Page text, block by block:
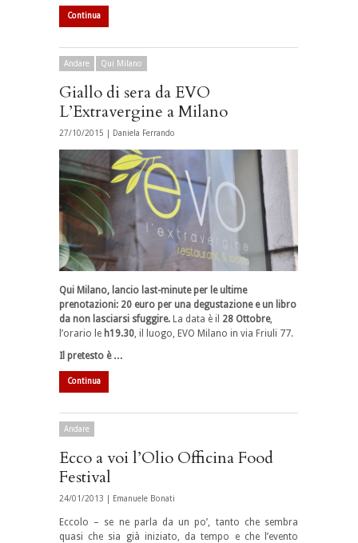
Continua
Andare Qui Milano
Giallo di sera da EVO
L’Extravergine a Milano
27/10/2015 | Daniela Ferrando
Qui Milano, lancio last-minute per le ultime
prenotazioni: 20 euro per una degustazione e un libro
da non lasciarsi sfuggire. La data è il 28 Ottobre,
l’orario le h19.30, il luogo, EVO Milano in via Friuli 77.
Il pretesto è …
Continua
Andare
Ecco a voi l’Olio Officina Food
Festival
24/01/2013 | Emanuele Bonati
Eccolo – se ne parla da un po’, tanto che sembra
quasi che sia già iniziato, da tempo e che l’evento